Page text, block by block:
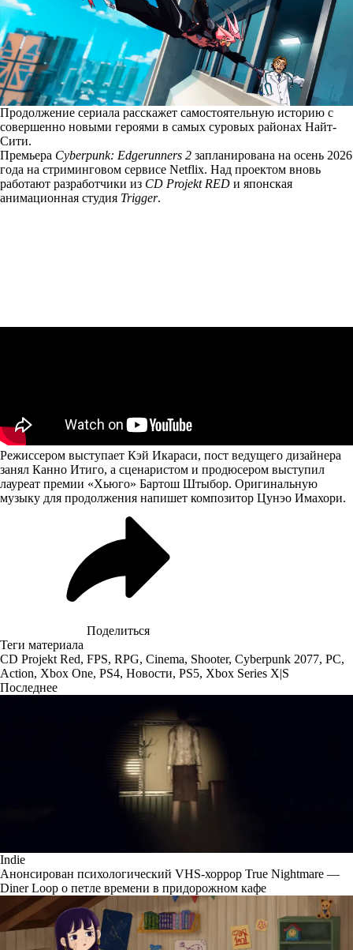
Продолжение сериала расскажет самостоятельную историю с
совершенно новыми героями в самых суровых районах Найт-
Сити.
Премьера Cyberpunk: Edgerunners 2 запланирована на осень 2026
года на стриминговом сервисе Netflix. Над проектом вновь
работают разработчики из CD Projekt RED и японская
анимационная студия Trigger.
Режиссером выступает Кэй Икараси, пост ведущего дизайнера
занял Канно Итиго, а сценаристом и продюсером выступил
лауреат премии «Хьюго» Бартош Штыбор. Оригинальную
музыку для продолжения напишет композитор Цунэо Имахори.
Поделиться
Теги материала
CD Projekt Red, FPS, RPG, Cinema, Shooter, Cyberpunk 2077, PC,
Action, Xbox One, PS4, Новости, PS5, Xbox Series X|S
Последнее
Indie
Анонсирован психологический VHS-хоррор True Nightmare —
Diner Loop о петле времени в придорожном кафе